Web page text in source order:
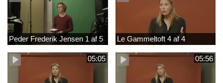
Peder Frederik Jensen 1 af 5 Le Gammeltoft 4 af 4
05:05 05:56